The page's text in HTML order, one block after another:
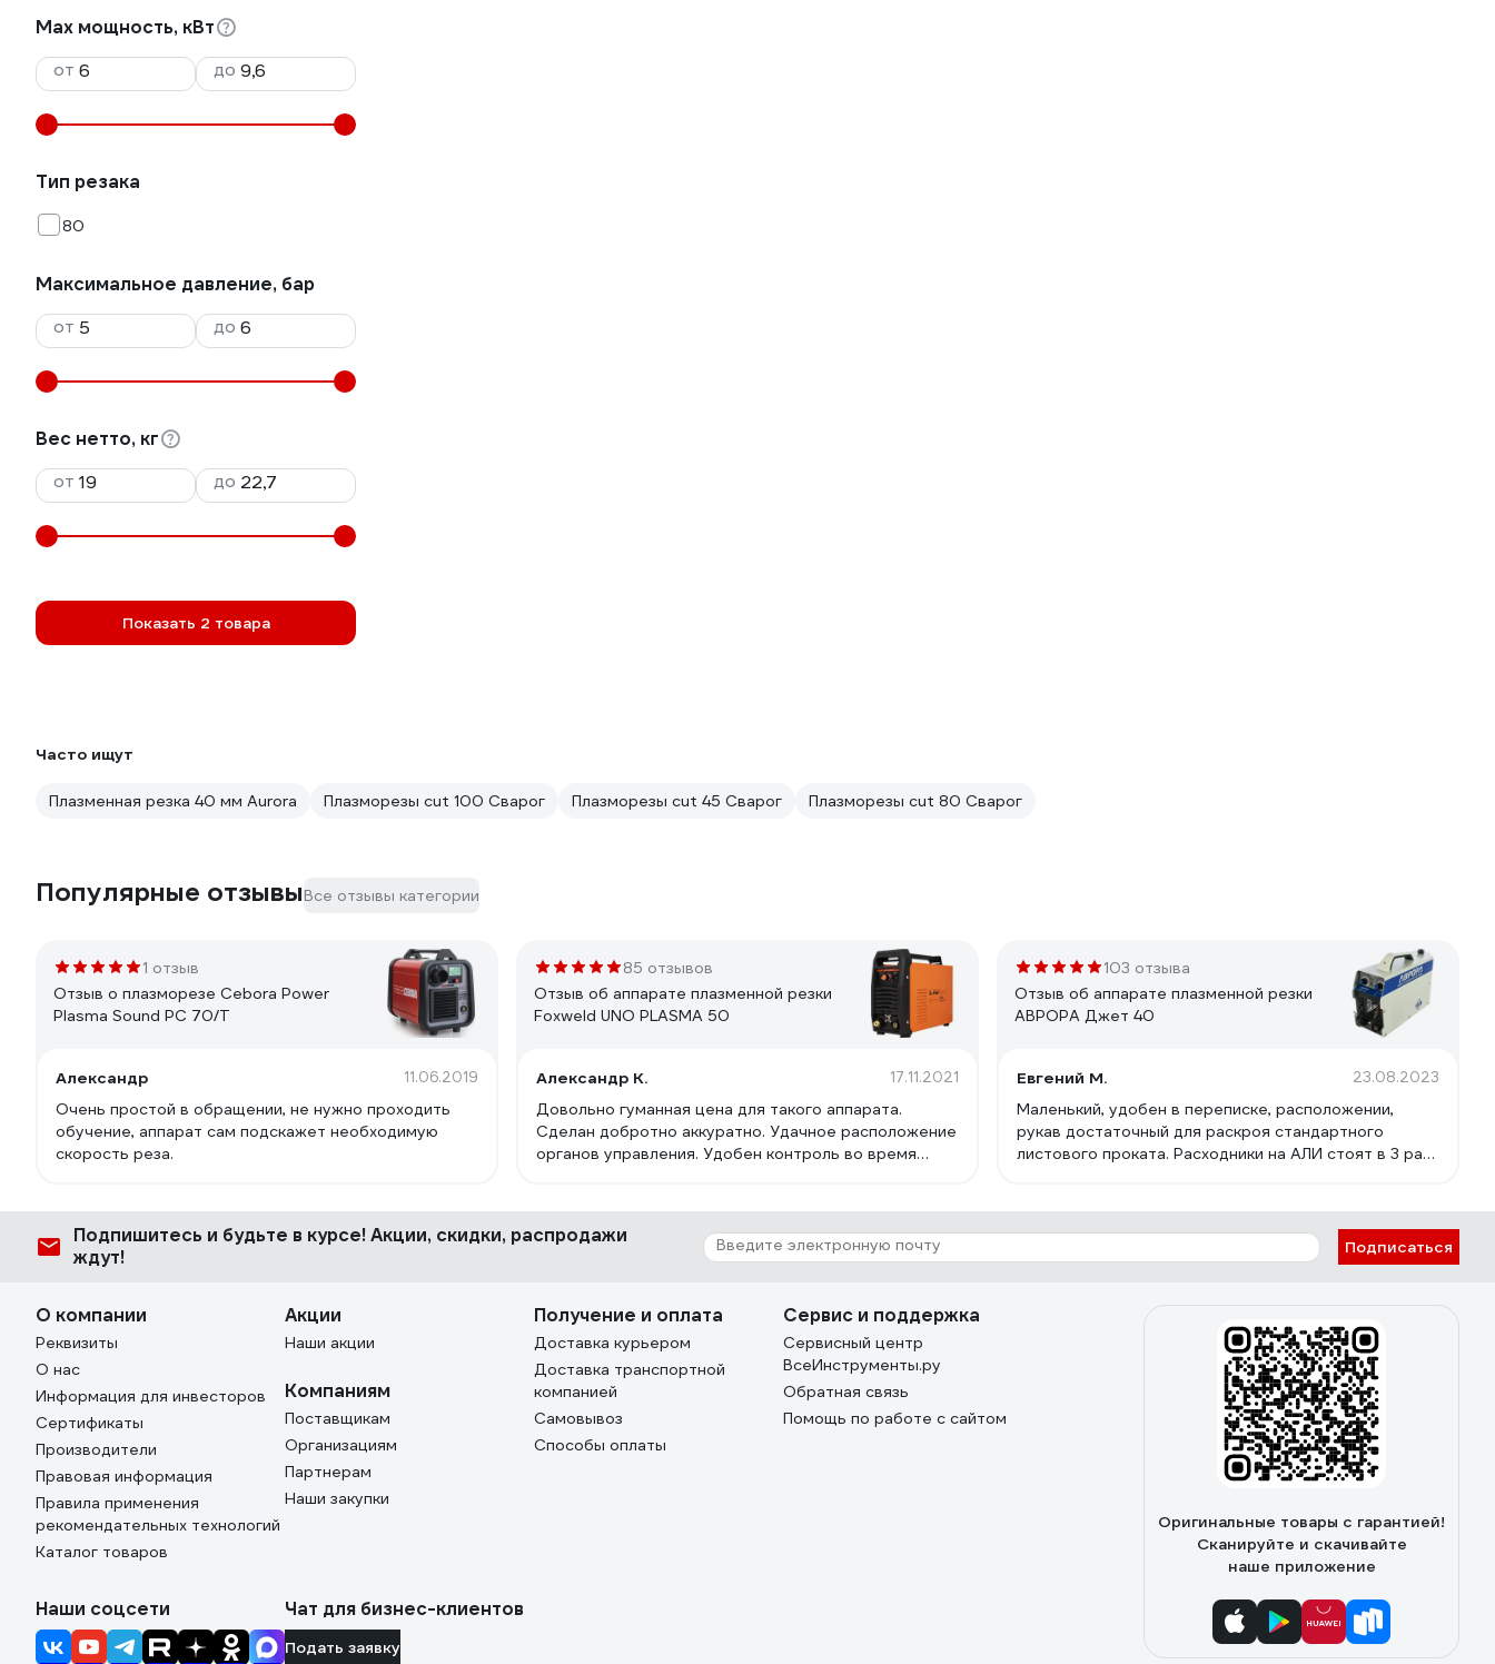
Max мощность, кВт
от
до
Тип резака
80
Максимальное давление, бар
от
до
Вес нетто, кг
от
до
Показать 2 товара
Часто ищут
Плазменная резка 40 мм Aurora Плазморезы cut 100 Сварог Плазморезы cut 45 Сварог Плазморезы cut 80 Сварог
Популярные отзывыВсе отзывы категории
1 отзыв
Отзыв о плазморезе Cebora Power
Plasma Sound PC 70/T
Александр 11.06.2019
Очень простой в обращении, не нужно проходить
обучение, аппарат сам подскажет необходимую
скорость реза.
85 отзывов
Отзыв об аппарате плазменной резки
Foxweld UNO PLASMA 50
Александр К. 17.11.2021
Довольно гуманная цена для такого аппарата.
Сделан добротно аккуратно. Удачное расположение
органов управления. Удобен контроль во время
можно подобрать с более длинным рукавом, при
103 отзыва
Отзыв об аппарате плазменной резки
АВРОРА Джет 40
Евгений М. 23.08.2023
Маленький, удобен в переписке, расположении,
рукав достаточный для раскроя стандартного
листового проката. Расходники на АЛИ стоят в 3 раза
Подпишитесь и будьте в курсе! Акции, скидки, распродажи
ждут!
Подписаться
О компании
Реквизиты
О нас
Информация для инвесторов
Сертификаты
Производители
Правовая информация
Правила применения
рекомендательных технологий
Каталог товаров
Акции
Наши акции
Компаниям
Поставщикам
Организациям
Партнерам
Наши закупки
Получение и оплата
Доставка курьером
Доставка транспортной
компанией
Самовывоз
Способы оплаты
Сервис и поддержка
Сервисный центр
ВсеИнструменты.ру
Обратная связь
Помощь по работе с сайтом
Оригинальные товары с гарантией!
Сканируйте и скачивайте
наше приложение
Наши соцсети Чат для бизнес-клиентов
Подать заявку